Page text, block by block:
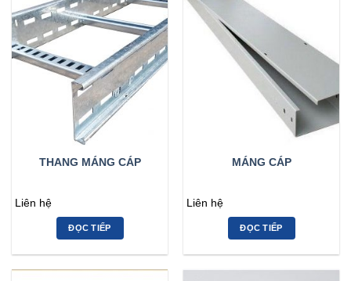
THANG MÁNG CÁP
Liên hệ
ĐỌC TIẾP
MÁNG CÁP
Liên hệ
ĐỌC TIẾP